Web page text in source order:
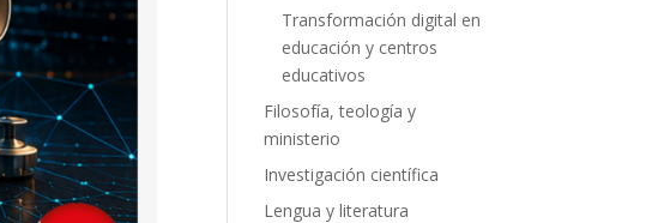
Transformación digital en
educación y centros
educativos
Filosofía, teología y
ministerio
Investigación científica
Lengua y literatura